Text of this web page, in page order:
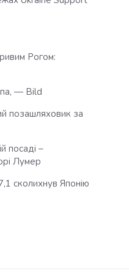
Рогом:
— Bild
позашляховик за
посаді –
Лумер
сколихнув Японію